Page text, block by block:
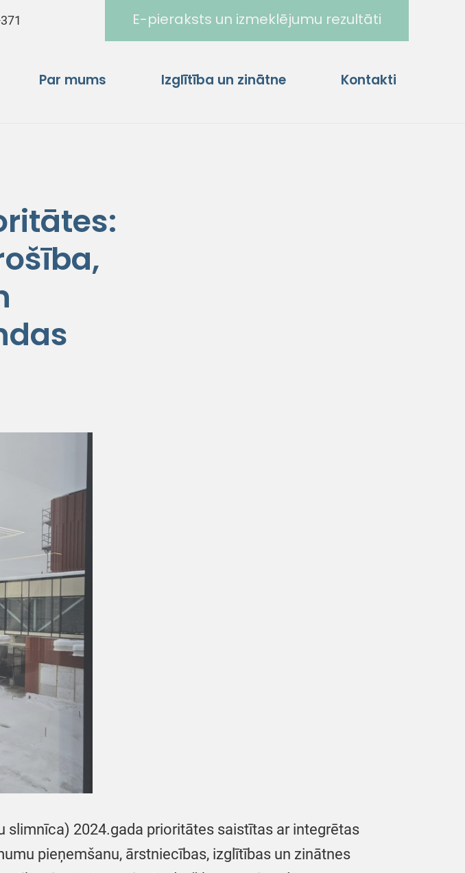
E-pieraksts un izmeklējumu rezultāti
Par mums Izglītība un zinātne Kontakti
2024.gada prioritātes saistītas ar integrētas
pieņemšanu, ārstniecības, izglītības un zinātnes